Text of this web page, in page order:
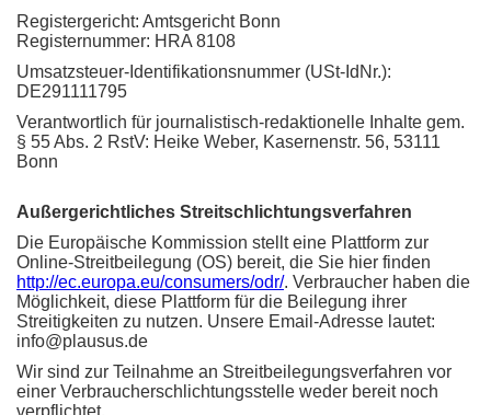
Registergericht: Amtsgericht Bonn
Registernummer: HRA 8108
Umsatzsteuer-Identifikationsnummer (USt-IdNr.):
DE291111795
Verantwortlich für journalistisch-redaktionelle Inhalte gem.
§ 55 Abs. 2 RstV: Heike Weber, Kasernenstr. 56, 53111
Bonn
Außergerichtliches Streitschlichtungsverfahren
Die Europäische Kommission stellt eine Plattform zur
Online-Streitbeilegung (OS) bereit, die Sie hier finden
http://ec.europa.eu/consumers/odr/. Verbraucher haben die
Möglichkeit, diese Plattform für die Beilegung ihrer
Streitigkeiten zu nutzen. Unsere Email-Adresse lautet:
info@plausus.de
Wir sind zur Teilnahme an Streitbeilegungsverfahren vor
einer Verbraucherschlichtungsstelle weder bereit noch